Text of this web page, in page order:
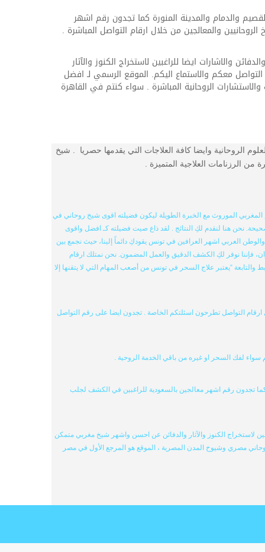
والدمام والمدينة المنورة كما تجدون رقم اشهر
والمعالجين من خلال ارقام التواصل المباشرة .
ايضا للراغبين لاستخراج الكنوز والآثار
معكم والاستماع اليكم. الموقع الرسمي لـ افضل
الروحانية المباشرة . سواء كنتم في القاهرة
شيح متخصص في العلوم الروحانية وايضا كافة العلاجات التي يقدمها حصريا . شيخ
العلاجية المتميزة .
الموروث مع الخبرة الطويلة ليكون فضيلته اقوى شيخ روحاني في
نحن هنا لنقدم لكِ النتائج . لقد ذاع صيت فضيلته كـ افضل واقوى
العربي اشهر العرافين في تونس يقودكِ دائماً إلينا، حيث نجمع بين
نوفر لكِ الكشف الدقيق والعمل المضمون. نحن نمتلك ارقام
“يعتبر علاج السحر في تونس من أصعب المهام التي لا يتقنها إلا
ارقام التواصل تطرحون اسئلتكم الخاصة . تجدون ايضا على رقم التواصل
سواء لفك السحر او غيره من باقي الخدمة الروحية .
تجدون رقم اشهر معالجين بالسعودية للراغبين في الكشف لجلب
الكنوز والآثار والدفائن عن احسن واشهر شيخ مغربي متمكن
مصري وشيوخ المدن المصرية ، الموقع هو المرجع الأول في مصر